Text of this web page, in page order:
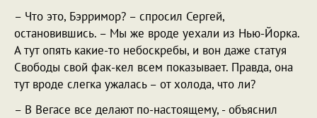
– Что это, Бэрримор? – спросил Сергей,
остановившись. – Мы же вроде уехали из Нью-Йорка.
А тут опять какие-то небоскребы, и вон даже статуя
Свободы свой фак-кел всем показывает. Правда, она
тут вроде слегка ужалась – от холода, что ли?
– В Вегасе все делают по-настоящему, - объяснил